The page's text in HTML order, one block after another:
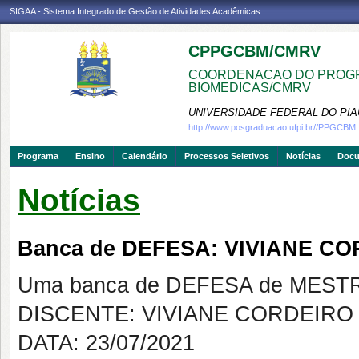
SIGAA - Sistema Integrado de Gestão de Atividades Acadêmicas
CPPGCBM/CMRV
COORDENACAO DO
BIOMEDICAS/CMRV
UNIVERSIDADE FEDERAL DO
http://www.posgraduacao.ufpi.br//PPGCBM
Programa Ensino Calendário Processos Seletivos Notícias
Notícias
Banca de DEFESA: VIVIANE
Uma banca de DEFESA de
DISCENTE: VIVIANE
DATA: 23/07/2021